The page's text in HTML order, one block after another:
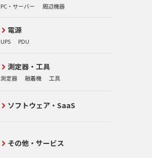
PC・サーバー 周辺機器
電源
UPS PDU
測定器・工具
測定器 融着機 工具
ソフトウェア・SaaS
その他・サービス